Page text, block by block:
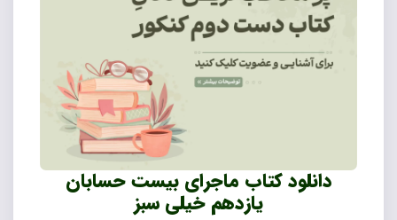
دانلود کتاب ماجرای بیست حسابان
یازدهم خیلی سبز